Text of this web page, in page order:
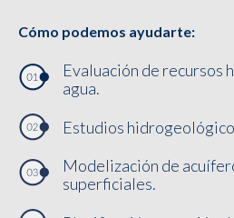
Cómo podemos ayudarte:
Evaluación de recursos
agua.
Estudios
Modelización de
superficiales.